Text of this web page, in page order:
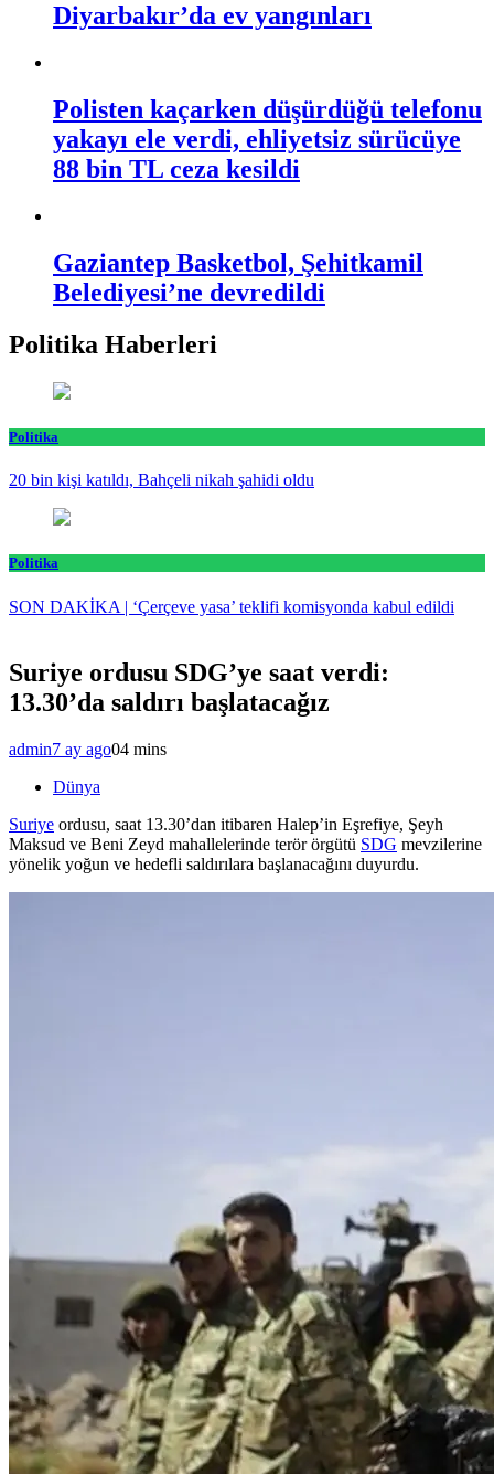
Diyarbakır’da ev yangınları
Polisten kaçarken düşürdüğü telefonu
yakayı ele verdi, ehliyetsiz sürücüye
88 bin TL ceza kesildi
Gaziantep Basketbol, Şehitkamil
Belediyesi’ne devredildi
Politika Haberleri
Politika
20 bin kişi katıldı, Bahçeli nikah şahidi oldu
Politika
SON DAKİKA | ‘Çerçeve yasa’ teklifi komisyonda kabul edildi
Suriye ordusu SDG’ye saat verdi:
13.30’da saldırı başlatacağız
admin7 ay ago04 mins
Dünya
Suriye ordusu, saat 13.30’dan itibaren Halep’in Eşrefiye, Şeyh
Maksud ve Beni Zeyd mahallelerinde terör örgütü SDG mevzilerine
yönelik yoğun ve hedefli saldırılara başlanacağını duyurdu.